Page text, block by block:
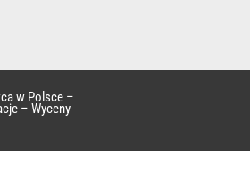
w Polsce –
– Wyceny